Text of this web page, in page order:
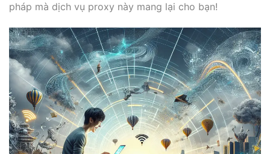
pháp mà dịch vụ proxy này mang lại cho bạn!